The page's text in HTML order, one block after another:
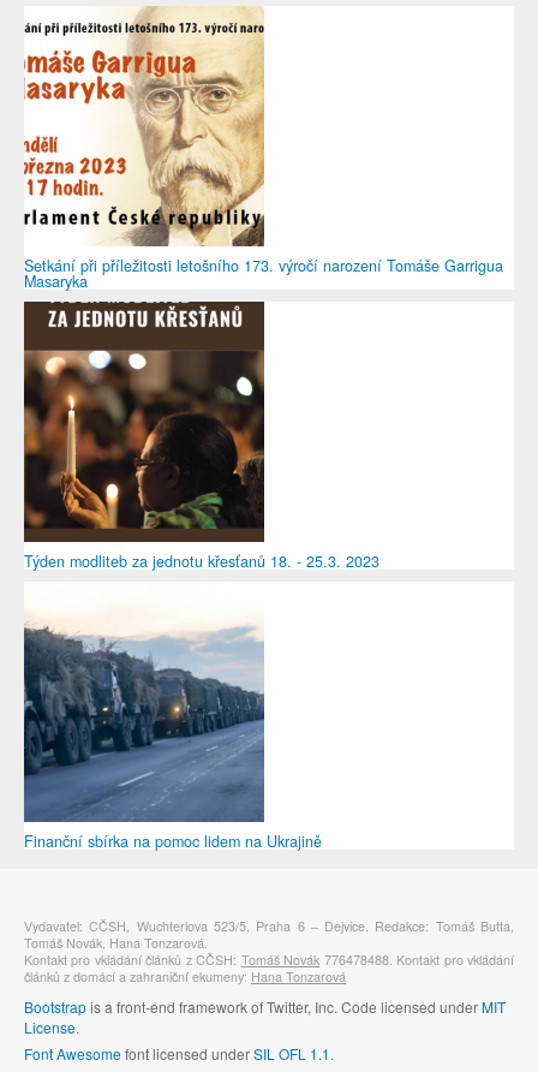
Setkání při příležitosti letošního 173. výročí narození Tomáše Garrigua
Masaryka
Týden modliteb za jednotu křesťanů 18. - 25.3. 2023
Finanční sbírka na pomoc lidem na Ukrajině
Vydavatel: CČSH, Wuchterlova 523/5, Praha 6 – Dejvice. Redakce: Tomáš Butta,
Tomáš Novák, Hana Tonzarová.
Kontakt pro vkládání článků z CČSH: Tomáš Novák 776478488. Kontakt pro vkládání
článků z domácí a zahraniční ekumeny: Hana Tonzarová
Bootstrapis a front-end framework of Twitter, Inc. Code licensed underMIT
License.
Font Awesomefont licensed underSIL OFL 1.1.